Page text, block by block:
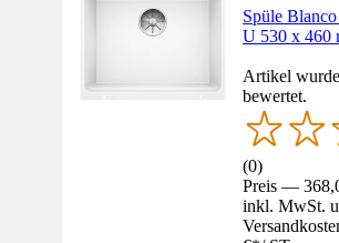
Spüle
U 530 x 460
Artikel
bewertet.
(0)
Preis —
inkl. MwSt.